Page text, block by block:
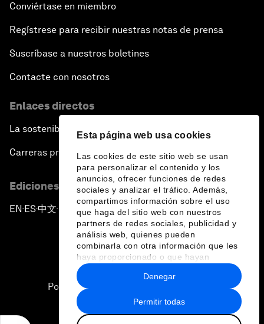
Esta página web usa cookies
Las cookies de este sitio web se usan
para personalizar el contenido y los
anuncios, ofrecer funciones de redes
sociales y analizar el tráfico. Además,
compartimos información sobre el uso
que haga del sitio web con nuestros
partners de redes sociales, publicidad y
análisis web, quienes pueden
combinarla con otra información que les
haya proporcionado o que hayan
recopilado a partir del uso que haya
hecho de sus servicios.
Permitir todas
Denegar
Conviértase en miembro
Regístrese para recibir nuestras notas de prensa
Suscríbase a nuestros boletines
Contacte con nosotros
Enlaces directos
La sostenibilidad en el Foro
Carreras profesionales
Ediciones en otros idiomas
EN ▪ES▪中文▪ 日本語
Política de privacidad y normas de uso
Sitemap